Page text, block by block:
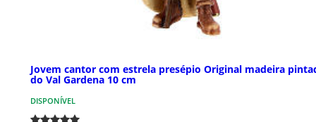
Jovem cantor com estrela presépio Original madeira
do Val Gardena 10 cm
DISPONÍVEL